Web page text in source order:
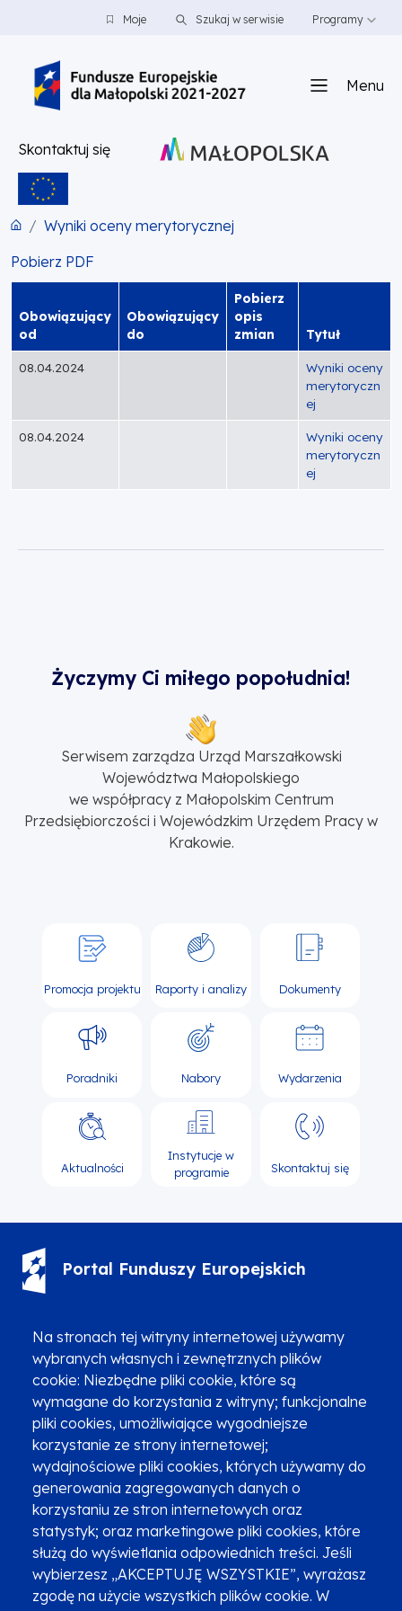
PRZEJDŹ DO TREŚCI
PRZEJDŹ DO MENUMoje Szukaj w serwisie Programy
Na stronach tej witryny internetowej używamy
wybranych własnych i zewnętrznych plików
cookie: Niezbędne pliki cookie, które są
wymagane do korzystania z witryny; funkcjonalne
pliki cookies, umożliwiające wygodniejsze
korzystanie ze strony internetowej;
wydajnościowe pliki cookies, których używamy do
generowania zagregowanych danych o
korzystaniu ze stron internetowych oraz
statystyk; oraz marketingowe pliki cookies, które
służą do wyświetlania odpowiednich treści. Jeśli
wybierzesz „AKCEPTUJĘ WSZYSTKIE”, wyrażasz
zgodę na użycie wszystkich plików cookie. W
Menu
Skontaktuj się
Wyniki oceny merytorycznej
Pobierz PDF
Obowiązujący
od
Obowiązujący
do
Pobierz
opis
zmian
Tytuł
08.04.2024
Wyniki oceny
merytoryczn
ej
08.04.2024
Wyniki oceny
merytoryczn
ej
Życzymy Ci miłego popołudnia!
Serwisem zarządza Urząd Marszałkowski
Województwa Małopolskiego
we współpracy z Małopolskim Centrum
Przedsiębiorczości i Wojewódzkim Urzędem Pracy w
Krakowie.
Promocja projektu Raporty i analizy Dokumenty
Poradniki Nabory Wydarzenia
Aktualności
Instytucje w
programie
Skontaktuj się
Portal Funduszy Europejskich
Zgłoszenia podejrzenia niezgodności z KPP i KPON
Newsletter
Fundusze SMS-em
Najczęściej zadawane pytania
Promocja projektu
Zobacz inne programy Poznaj Fundusze 2014-2020